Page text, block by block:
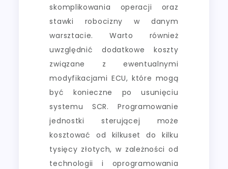
skomplikowania operacji oraz
stawki robocizny w danym
warsztacie. Warto również
uwzględnić dodatkowe koszty
związane z ewentualnymi
modyfikacjami ECU, które mogą
być konieczne po usunięciu
systemu SCR. Programowanie
jednostki sterującej może
kosztować od kilkuset do kilku
tysięcy złotych, w zależności od
technologii i oprogramowania